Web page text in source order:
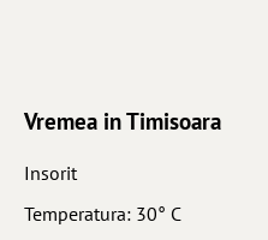
Vremea in Timisoara
Insorit
Temperatura: 30° C